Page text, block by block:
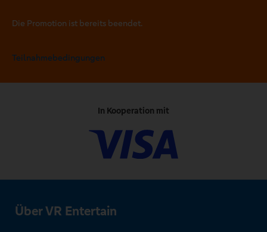
Die Promotion ist bereits beendet.
Teilnahmebedingungen
In Kooperation mit
Über VR Entertain